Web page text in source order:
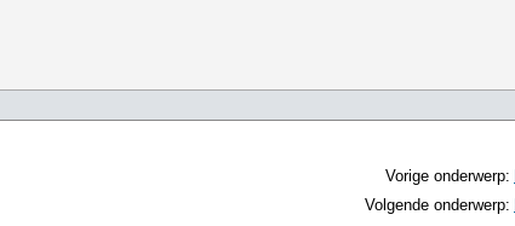
Vorige onderwerp:
Volgende onderwerp: